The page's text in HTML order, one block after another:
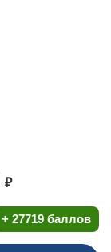
₽
+ 27719 баллов